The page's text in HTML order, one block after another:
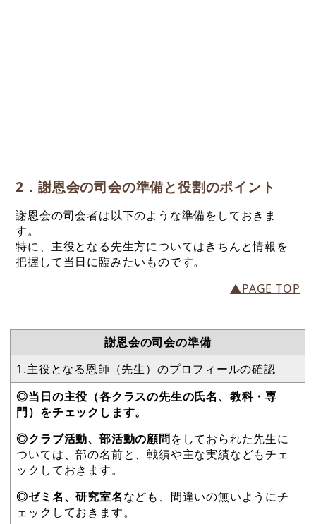
2．謝恩会の司会の準備と役割のポイント
謝恩会の司会者は以下のような準備をしておきま
す。
特に、主役となる先生方についてはきちんと情報を
把握して当日に臨みたいものです。
▲PAGE TOP
謝恩会の司会の準備
1.主役となる恩師（先生）のプロフィールの確認
◎当日の主役（各クラスの先生の氏名、教科・専
門）をチェックします。
◎クラブ活動、部活動の顧問をしておられた先生に
ついては、部の名前と、戦績や主な実績などもチェ
ックしておきます。
◎ゼミ名、研究室名なども、間違いの無いようにチ
ェックしておきます。